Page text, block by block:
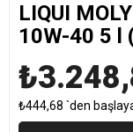
LIQUI
10W-40 5 l
₺444,68 `den